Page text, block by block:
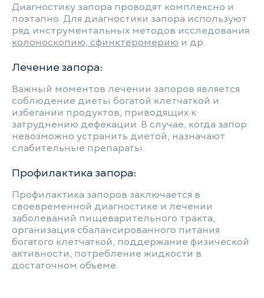
Диагностику запора проводят комплексно и
поэтапно. Для диагностики запора используют
ряд инструментальных методов исследования:
колоноскопию, сфинктеромерию и др.
Лечение запора:
Важный моментов лечении запоров является
соблюдение диеты богатой клетчаткой и
избегании продуктов, приводящих к
затруднению дефекации. В случае, когда запор
невозможно устранить диетой, назначают
слабительные препараты.
Профилактика запора:
Профилактика запоров заключается в
своевременной диагностике и лечении
заболеваний пищеварительного тракта,
организация сбалансированного питания
богатого клетчаткой, поддержание физической
активности, потребление жидкости в
достаточном объеме.